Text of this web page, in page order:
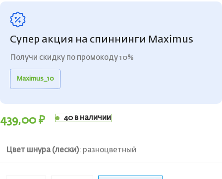
Супер акция на спиннинги Maximus
Получи скидку по промокоду 10%
Maximus_10
439,00 ₽ 40 в наличии
Цвет шнура (лески): разноцветный